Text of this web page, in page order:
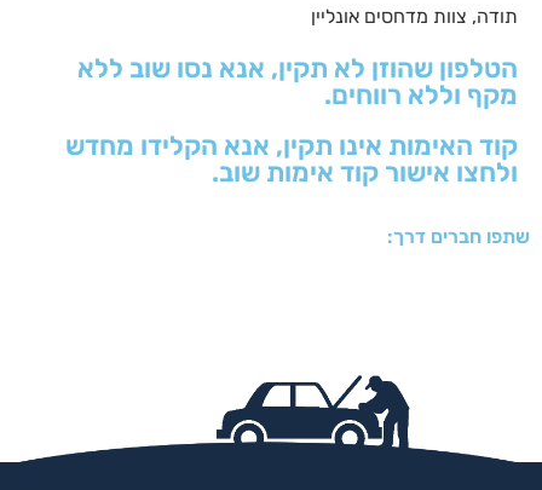
תודה, צוות מדחסים אונליין
הטלפון שהוזן לא תקין, אנא נסו שוב ללא
מקף וללא רווחים.
קוד האימות אינו תקין, אנא הקלידו מחדש
ולחצו אישור קוד אימות שוב.
שתפו חברים דרך: